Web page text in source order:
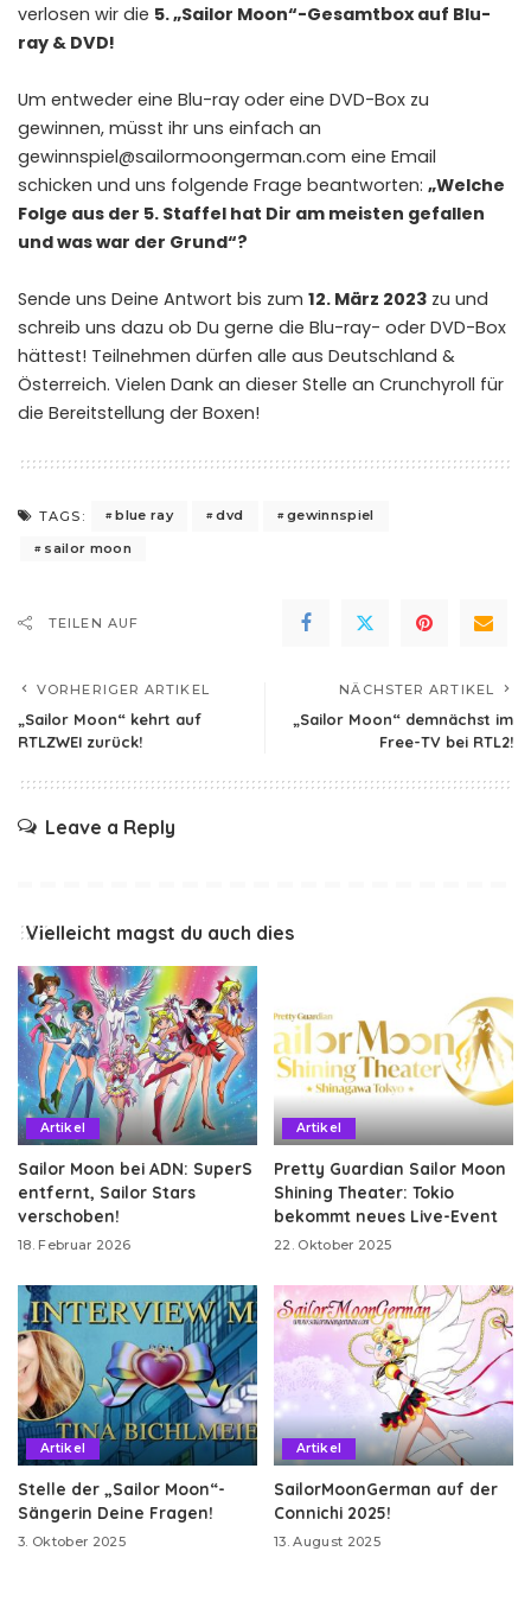
verlosen wir die 5. „Sailor Moon“-Gesamtbox auf Blu-
ray & DVD!
Um entweder eine Blu-ray oder eine DVD-Box zu
gewinnen, müsst ihr uns einfach an
gewinnspiel@sailormoongerman.com eine Email
schicken und uns folgende Frage beantworten: „Welche
Folge aus der 5. Staffel hat Dir am meisten gefallen
und was war der Grund“?
Sende uns Deine Antwort bis zum 12. März 2023 zu und
schreib uns dazu ob Du gerne die Blu-ray- oder DVD-Box
hättest! Teilnehmen dürfen alle aus Deutschland &
Österreich. Vielen Dank an dieser Stelle an Crunchyroll für
die Bereitstellung der Boxen!
TAGS: blue ray dvd
gewinnspiel
sailor moon
TEILEN AUF
VORHERIGER ARTIKEL
„Sailor Moon“ kehrt auf
RTLZWEI zurück!
NÄCHSTER ARTIKEL
„Sailor Moon“ demnächst im
Free-TV bei RTL2!
Leave a Reply
Vielleicht magst du auch dies
Artikel
Sailor Moon bei ADN: SuperS
entfernt, Sailor Stars
verschoben!
18. Februar 2026
Artikel
Pretty Guardian Sailor Moon
Shining Theater: Tokio
bekommt neues Live-Event
22. Oktober 2025
Artikel
Stelle der „Sailor Moon“-
Sängerin Deine Fragen!
3. Oktober 2025
Artikel
SailorMoonGerman auf der
Connichi 2025!
13. August 2025